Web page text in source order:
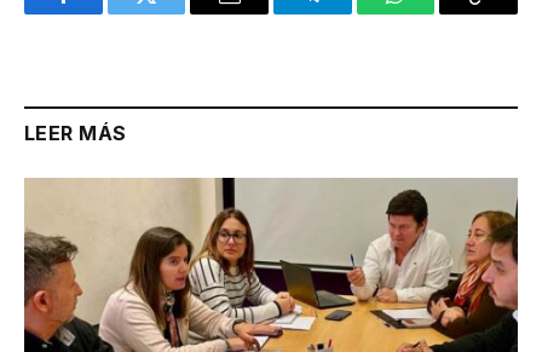
FacebookTwitter Email TelegramWhatsAppCopy
LEER MÁS